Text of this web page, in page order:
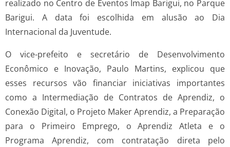
realizado no Centro de Eventos Imap Barigui, no Parque
Barigui. A data foi escolhida em alusão ao Dia
Internacional da Juventude.
O vice-prefeito e secretário de Desenvolvimento
Econômico e Inovação, Paulo Martins, explicou que
esses recursos vão financiar iniciativas importantes
como a Intermediação de Contratos de Aprendiz, o
Conexão Digital, o Projeto Maker Aprendiz, a Preparação
para o Primeiro Emprego, o Aprendiz Atleta e o
Programa Aprendiz, com contratação direta pelo